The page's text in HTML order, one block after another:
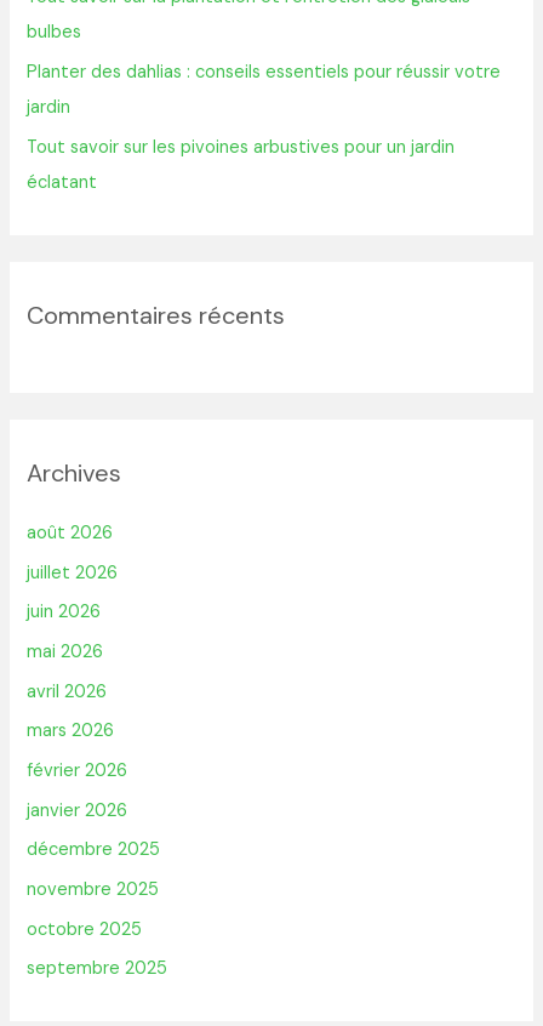
:bulbes
Planter des dahlias : conseils essentiels pour réussir votre
jardin
Tout savoir sur les pivoines arbustives pour un jardin
éclatant
Commentaires récents
Archives
août 2026
juillet 2026
juin 2026
mai 2026
avril 2026
mars 2026
février 2026
janvier 2026
décembre 2025
novembre 2025
octobre 2025
septembre 2025